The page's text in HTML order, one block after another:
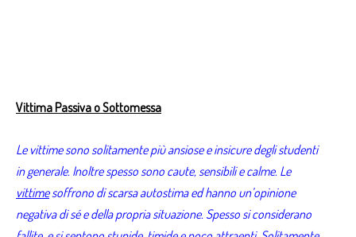
Vittima Passiva o Sottomessa
Le vittime sono solitamente più ansiose e insicure degli studenti
in generale. Inoltre spesso sono caute, sensibili e calme. Le
vittimesoffrono di scarsa autostima ed hanno un’opinione
negativa di sé e della propria situazione. Spesso si considerano